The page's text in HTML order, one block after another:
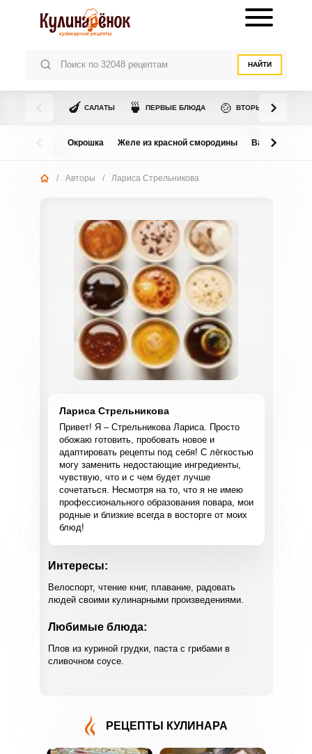
НАЙТИ
🍆 САЛАТЫ 🍵 ПЕРВЫЕ БЛЮДА 🍲 ВТОРЫЕ БЛЮДА
Окрошка Желе из красной смородины Варенье из
/ Авторы / Лариса Стрельникова
Лариса Стрельникова
Привет! Я – Стрельникова Лариса. Просто
обожаю готовить, пробовать новое и
адаптировать рецепты под себя! С лёгкостью
могу заменить недостающие ингредиенты,
чувствую, что и с чем будет лучше
сочетаться. Несмотря на то, что я не имею
профессионального образования повара, мои
родные и близкие всегда в восторге от моих
блюд!
Интересы:
Велоспорт, чтение книг, плавание, радовать
людей своими кулинарными произведениями.
Любимые блюда:
Плов из куриной грудки, паста с грибами в
сливочном соусе.
РЕЦЕПТЫ КУЛИНАРА